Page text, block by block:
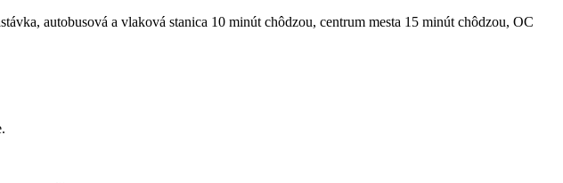
autobusová a vlaková stanica 10 minút chôdzou, centrum mesta 15 minút chôdzou, OC